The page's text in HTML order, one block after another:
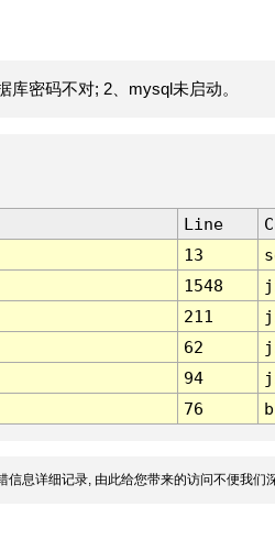
密码不对; 2、mysql未启动。
Line
13
1548
211
62
94
76
信息详细记录, 由此给您带来的访问不便我们